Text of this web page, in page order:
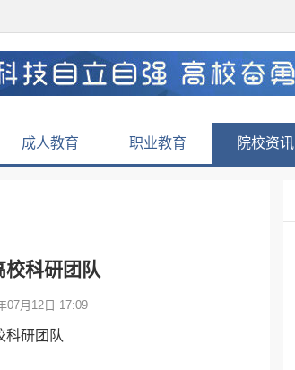
成人教育 职业教育 院校资讯
校科研团队
07月12日 17:09